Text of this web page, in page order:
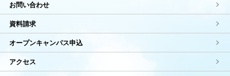
お問い合わせ
資料請求
オープンキャンパス申込
アクセス